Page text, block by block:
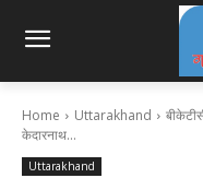
Home Uttarakhand
केदारनाथ...
Uttarakhand